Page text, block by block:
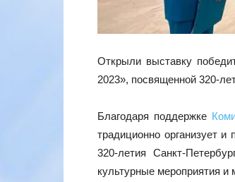
Открыли выставку
2023», посвященной 320-
Благодаря поддержке
традиционно организует и
320-летия Санкт-
культурные мероприятия и